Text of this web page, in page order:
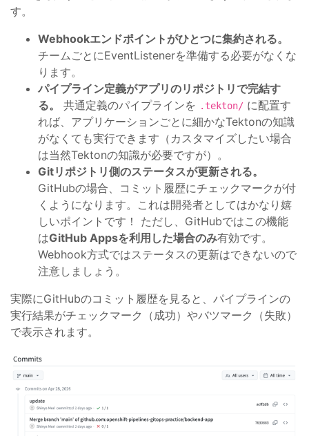
す。
Webhookエンドポイントがひとつに集約される。
チームごとにEventListenerを準備する必要がなくな
ります。
パイプライン定義がアプリのリポジトリで完結す
る。
共通定義のパイプラインを .tekton/ に配置す
れば、アプリケーションごとに細かなTektonの知識
がなくても実行できます（カスタマイズしたい場合
は当然Tektonの知識が必要ですが）。
Gitリポジトリ側のステータスが更新される。
GitHubの場合、コミット履歴にチェックマークが付
くようになります。これは開発者としてはかなり嬉
しいポイントです！ ただし、GitHubではこの機能
はGitHub Appsを利用した場合のみ有効です。
Webhook方式ではステータスの更新はできないので
注意しましょう。
実際にGitHubのコミット履歴を見ると、パイプラインの
実行結果がチェックマーク（成功）やバツマーク（失敗）
で表示されます。